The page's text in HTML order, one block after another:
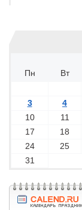
Пн
Вт
3
4
10
11
17
18
24
25
31